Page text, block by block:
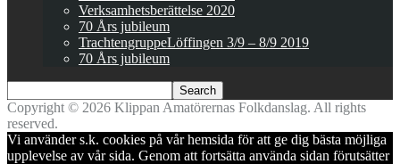
Verksamhetsberättelse 2020
70 Års jubileum
TrachtengruppeLöffingen 3/9 – 8/9 2019
70 Års jubileum
Copyright © 2026 Klippan Amatörernas Folkdanslag. All rights
reserved.
Vi använder s.k. cookies på vår hemsida för att ge dig bästa möjliga
upplevelse av vår sida. Genom att fortsätta använda sidan förutsätter